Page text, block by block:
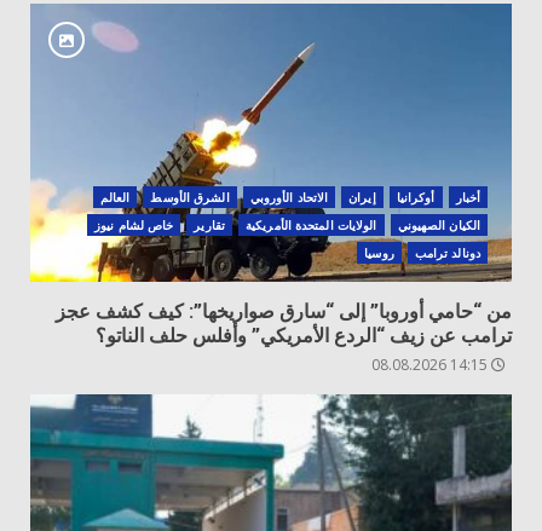
أخبار أوكرانيا ‏إيران الاتحاد الأوروبي الشرق الأوسط
العالم
الكيان الصهيوني
الولايات المتحدة الأمريكية تقارير
خاص لشام نيوز
دونالد ترامب
روسيا
من “حامي أوروبا” إلى “سارق صواريخها”: كيف كشف عجز
ترامب عن زيف “الردع الأمريكي” وأفلس حلف الناتو؟